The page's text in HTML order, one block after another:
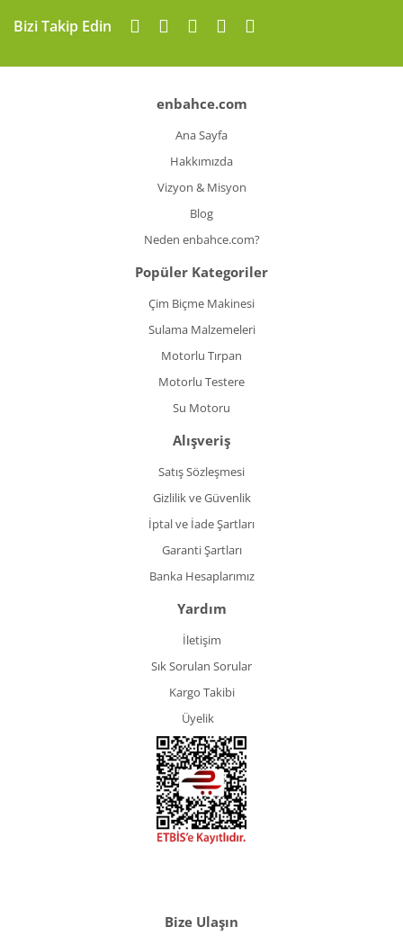
Bizi Takip Edin
enbahce.com
Ana Sayfa
Hakkımızda
Vizyon & Misyon
Blog
Neden enbahce.com?
Popüler Kategoriler
Çim Biçme Makinesi
Sulama Malzemeleri
Motorlu Tırpan
Motorlu Testere
Su Motoru
Alışveriş
Satış Sözleşmesi
Gizlilik ve Güvenlik
İptal ve İade Şartları
Garanti Şartları
Banka Hesaplarımız
Yardım
İletişim
Sık Sorulan Sorular
Kargo Takibi
Üyelik
Bize Ulaşın